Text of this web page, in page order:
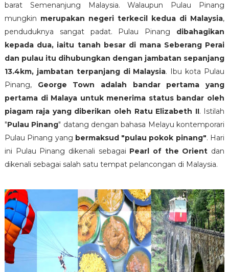
barat Semenanjung Malaysia. Walaupun Pulau Pinang
mungkin merupakan negeri terkecil kedua di Malaysia,
penduduknya sangat padat. Pulau Pinang dibahagikan
kepada dua, iaitu tanah besar di mana Seberang Perai
dan pulau itu dihubungkan dengan jambatan sepanjang
13.4km, jambatan terpanjang di Malaysia. Ibu kota Pulau
Pinang, George Town adalah bandar pertama yang
pertama di Malaya untuk menerima status bandar oleh
piagam raja yang diberikan oleh Ratu Elizabeth II. Istilah
"Pulau Pinang" datang dengan bahasa Melayu kontemporari
Pulau Pinang yang bermaksud "pulau pokok pinang". Hari
ini Pulau Pinang dikenali sebagai Pearl of the Orient dan
dikenali sebagai salah satu tempat pelancongan di Malaysia.